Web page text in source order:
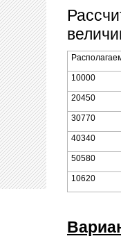
10000
20450
30770
40340
50580
10620